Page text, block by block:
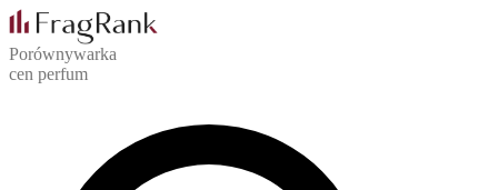
Porównywarka
cen perfum